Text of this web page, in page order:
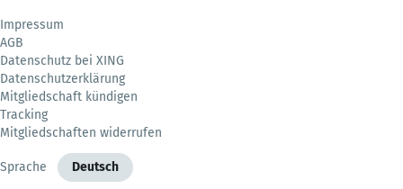
Impressum
AGB
Datenschutz bei XING
Datenschutzerklärung
Mitgliedschaft kündigen
Tracking
Mitgliedschaften widerrufen
Sprache Deutsch